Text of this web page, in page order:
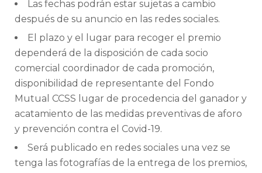
Las fechas podrán estar sujetas a cambio
después de su anuncio en las redes sociales.
El plazo y el lugar para recoger el premio
dependerá de la disposición de cada socio
comercial coordinador de cada promoción,
disponibilidad de representante del Fondo
Mutual CCSS lugar de procedencia del ganador y
acatamiento de las medidas preventivas de aforo
y prevención contra el Covid-19.
Será publicado en redes sociales una vez se
tenga las fotografías de la entrega de los premios,